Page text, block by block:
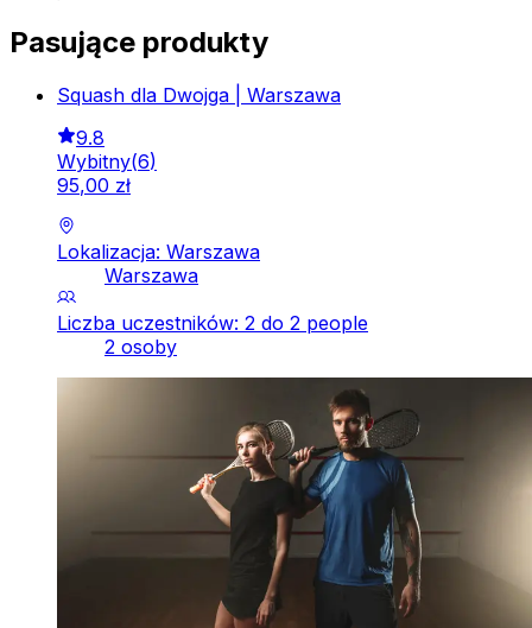
Pasujące produkty
Squash dla Dwojga | Warszawa
9.8
Wybitny(6)
95,00 zł
Lokalizacja: Warszawa
Warszawa
Liczba uczestników: 2 do 2 people
2 osoby